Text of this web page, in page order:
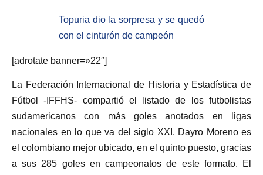
Topuria dio la sorpresa y se quedó
con el cinturón de campeón
[adrotate banner=»22″]
La Federación Internacional de Historia y Estadística de
Fútbol -IFFHS- compartió el listado de los futbolistas
sudamericanos con más goles anotados en ligas
nacionales en lo que va del siglo XXI. Dayro Moreno es
el colombiano mejor ubicado, en el quinto puesto, gracias
a sus 285 goles en campeonatos de este formato. El